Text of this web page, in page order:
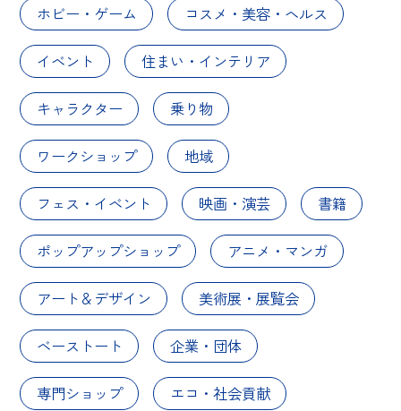
ホビー・ゲーム コスメ・美容・ヘルス
イベント 住まい・インテリア
キャラクター 乗り物
ワークショップ 地域
フェス・イベント 映画・演芸 書籍
ポップアップショップ アニメ・マンガ
アート＆デザイン 美術展・展覧会
ベーストート 企業・団体
専門ショップ エコ・社会貢献